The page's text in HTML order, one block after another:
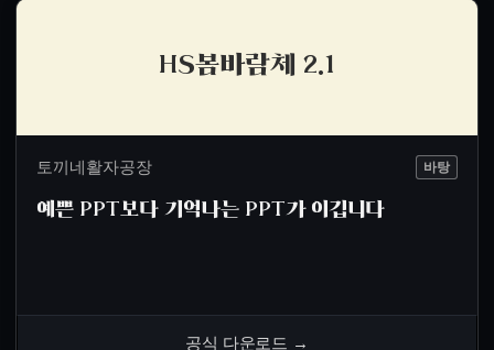
HS봄바람체 2.1
토끼네활자공장 바탕
예쁜 PPT보다 기억나는 PPT가 이깁니다
공식 다운로드 →